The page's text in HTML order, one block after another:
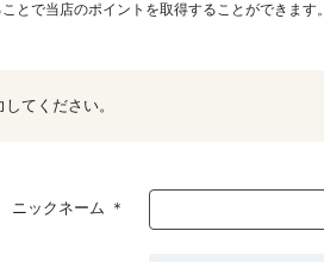
とで当店のポイントを取得することができます。
てください。
ニックネーム ＊